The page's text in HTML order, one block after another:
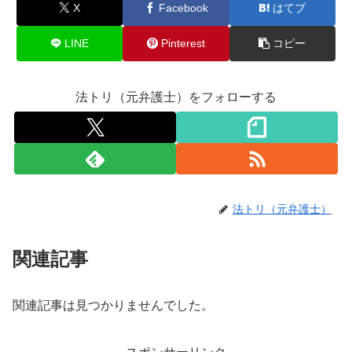
X Facebook はてブ
LINE Pinterest コピー
法トリ（元弁護士）をフォローする
法トリ（元弁護士）
関連記事
関連記事は見つかりませんでした。